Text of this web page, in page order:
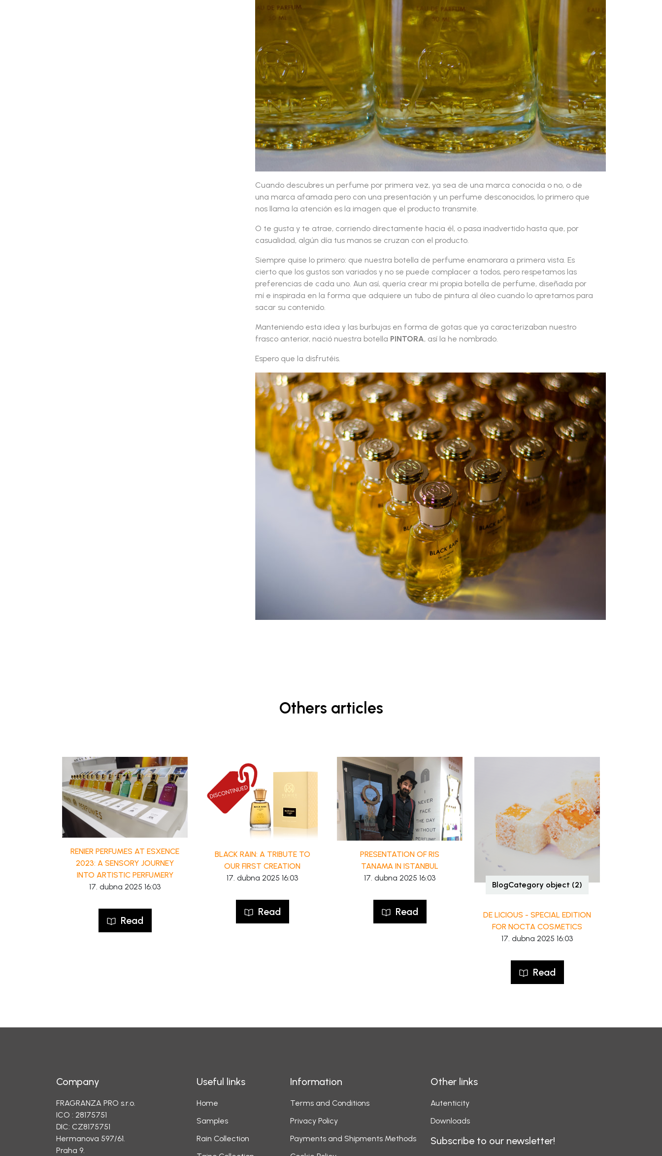
Cuando descubres un perfume por primera vez, ya sea de una marca conocida o no, o de
una marca afamada pero con una presentación y un perfume desconocidos, lo primero que
nos llama la atención es la imagen que el producto transmite.
O te gusta y te atrae, corriendo directamente hacia él, o pasa inadvertido hasta que, por
casualidad, algún día tus manos se cruzan con el producto.
Siempre quise lo primero: que nuestra botella de perfume enamorara a primera vista. Es
cierto que los gustos son variados y no se puede complacer a todos, pero respetamos las
preferencias de cada uno. Aun así, quería crear mi propia botella de perfume, diseñada por
mí e inspirada en la forma que adquiere un tubo de pintura al óleo cuando lo apretamos para
sacar su contenido.
Manteniendo esta idea y las burbujas en forma de gotas que ya caracterizaban nuestro
frasco anterior, nació nuestra botella PINTORA, así la he nombrado.
Espero que la disfrutéis.
Others articles
RENIER PERFUMES AT ESXENCE
2023: A SENSORY JOURNEY
INTO ARTISTIC PERFUMERY
17. dubna 2025 16:03
Read
BLACK RAIN: A TRIBUTE TO
OUR FIRST CREATION
17. dubna 2025 16:03
Read
PRESENTATION OF RIS
TANAMA IN ISTANBUL
17. dubna 2025 16:03
Read
BlogCategory object (2)
DE LICIOUS - SPECIAL EDITION
FOR NOCTA COSMETICS
17. dubna 2025 16:03
Read
Company
FRAGRANZA PRO s.r.o.
ICO : 28175751
DIC: CZ8175751
Hermanova 597/61.
Praha 9.
Useful links
Home
Samples
Rain Collection
Information
Terms and Conditions
Privacy Policy
Payments and Shipments Methods
Other links
Autenticity
Downloads
Subscribe to our newsletter!